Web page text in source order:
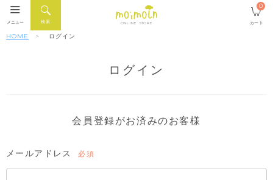
ONLINE STORE
検索
メニュー カート
0
HOME ログイン
ログイン
会員登録がお済みのお客様
メールアドレス
須)